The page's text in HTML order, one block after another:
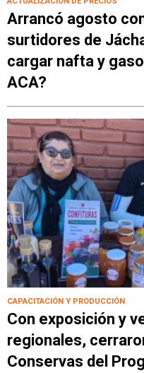
Arrancó agosto
surtidores de
cargar nafta y
ACA?
CAPACITACIÓN Y PRODUCCIÓN
Con exposición y
regionales,
Conservas del